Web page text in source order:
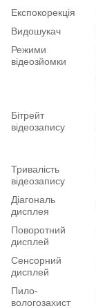
Експокорекція
Видошукач
Режими
відеозйомки
Бітрейт
відеозапису
Тривалість
відеозапису
Діагональ
дисплея
Поворотний
дисплей
Сенсорний
дисплей
Пило-
вологозахист